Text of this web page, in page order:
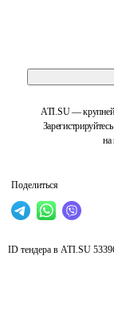
ATI.SU —
на
Поделиться
ID тендера в ATI.SU